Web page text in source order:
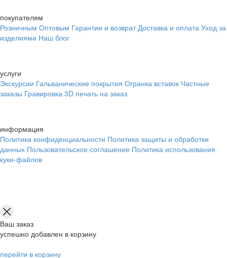
покупателям
Розничным Оптовым Гарантии и возврат Доставка и оплата Уход за
изделиями Наш блог
услуги
Экскурсии Гальванические покрытия Огранка вставок Частные
заказы Гравировка 3D печать на заказ
информация
Политика конфиденциальности Политика защиты и обработки
данных Пользовательское соглашение Политика использования
куки-файлов
Ваш заказ
успешно добавлен в корзину
перейти в корзину